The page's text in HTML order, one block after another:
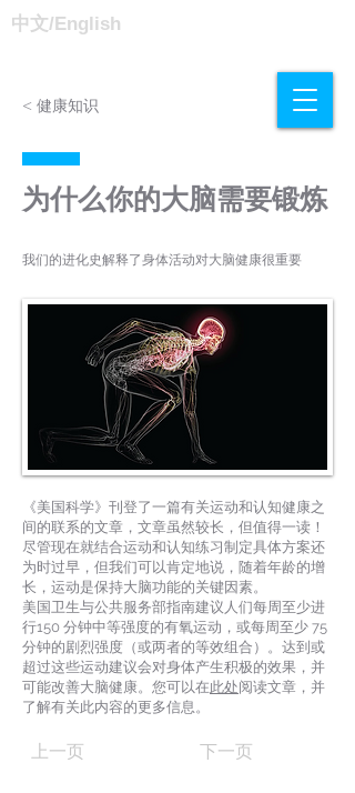
中文/English
< 健康知识
为什么你的大脑需要锻炼
我们的进化史解释了身体活动对大脑健康很重要
《美国科学》刊登了一篇有关运动和认知健康之
间的联系的文章，文章虽然较长，但值得一读！
尽管现在就结合运动和认知练习制定具体方案还
为时过早，但我们可以肯定地说，随着年龄的增
长，运动是保持大脑功能的关键因素。
美国卫生与公共服务部指南建议人们每周至少进
行150 分钟中等强度的有氧运动，或每周至少 75
分钟的剧烈强度（或两者的等效组合）。达到或
超过这些运动建议会对身体产生积极的效果，并
可能改善大脑健康。您可以在此处阅读文章，并
了解有关此内容的更多信息。
上一页 下一页